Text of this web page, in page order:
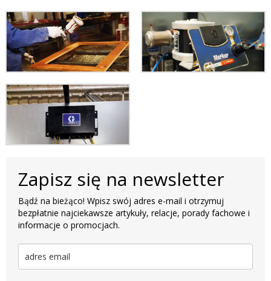
Zapisz się na newsletter
Bądź na bieżąco! Wpisz swój adres e-mail i otrzymuj
bezpłatnie najciekawsze artykuły, relacje, porady fachowe i
informacje o promocjach.